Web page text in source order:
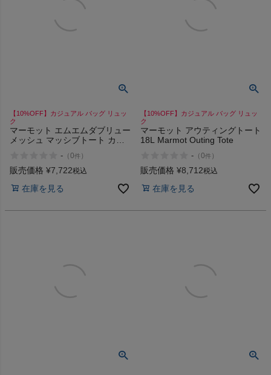
メンズカジュアルウェア
レディースカジュアルウェア
【10%OFF】カジュアル バッグ リュッ
ク
マーモット エムエムダブリュー
メッシュ マッシブトート カジ
アウトドア Marmot MMW
Mesh Massive Tote
- （0件 ）
販売価格 ¥7,722税込
在庫を見る
【10%OFF】カジュアル バッグ リュッ
ク
マーモット アウティングトート
18L Marmot Outing Tote
- （0件 ）
販売価格 ¥8,712税込
在庫を見る